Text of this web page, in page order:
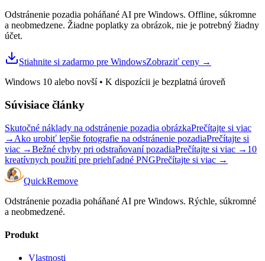
Odstránenie pozadia poháňané AI pre Windows. Offline, súkromne
a neobmedzene. Žiadne poplatky za obrázok, nie je potrebný žiadny
účet.
Stiahnite si zadarmo pre WindowsZobraziť ceny →
Windows 10 alebo novší• K dispozícii je bezplatná úroveň
Súvisiace články
Skutočné náklady na odstránenie pozadia obrázkaPrečítajte si viac
→ Ako urobiť lepšie fotografie na odstránenie pozadiaPrečítajte si
viac →Bežné chyby pri odstraňovaní pozadiaPrečítajte si viac → 10
kreatívnych použití pre priehľadné PNGPrečítajte si viac →
QuickRemove
Odstránenie pozadia poháňané AI pre Windows. Rýchle, súkromné ​​
a neobmedzené.
Produkt
Vlastnosti